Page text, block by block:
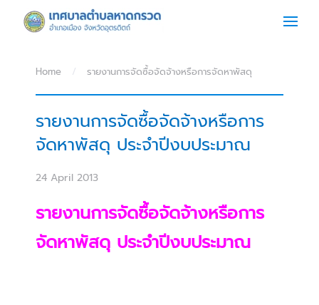
Skip to main content
Home รายงานการจัดซื้อจัดจ้างหรือการจัดหาพัสดุ
รายงานการจัดซื้อจัดจ้างหรือการ
จัดหาพัสดุ ประจำปีงบประมาณ
24 April 2013
รายงานการจัดซื้อจัดจ้างหรือการ
จัดหาพัสดุ ประจำปีงบประมาณ